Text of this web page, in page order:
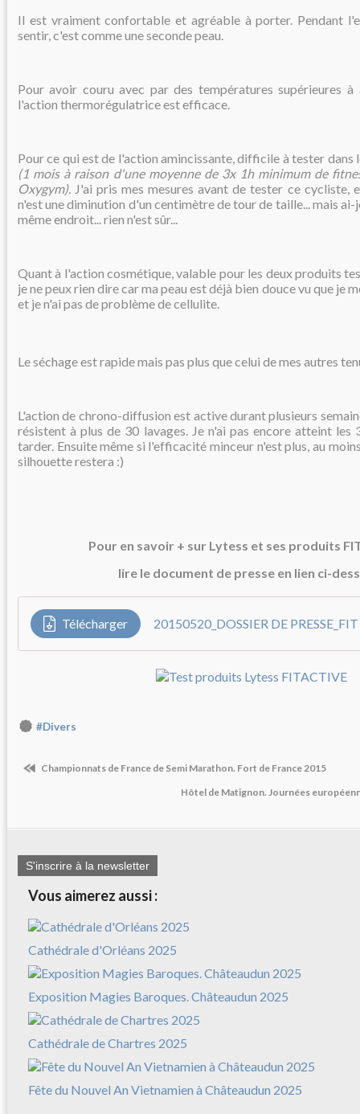
Il est vraiment confortable et agréable à porter. Pendant
sentir, c'est comme une seconde peau.
Pour avoir couru avec par des températures supérieures
l'action thermorégulatrice est efficace.
Pour ce qui est de l'action amincissante, difficile à tester dans
(1 mois à raison d'une moyenne de 3x 1h minimum de
Oxygym). J'ai pris mes mesures avant de tester ce cycliste,
n'est une diminution d'un centimètre de tour de taille... mais ai-
même endroit... rien n'est sûr...
Quant à l'action cosmétique, valable pour les deux produits
je ne peux rien dire car ma peau est déjà bien douce vu que je
et je n'ai pas de problème de cellulite.
Le séchage est rapide mais pas plus que celui de mes autres
L'action de chrono-diffusion est active durant plusieurs
résistent à plus de 30 lavages. Je n'ai pas encore atteint les
tarder. Ensuite même si l'efficacité minceur n'est plus, au
silhouette restera :)
Pour en savoir + sur Lytess et ses produits
lire le document de presse en lien ci-
Télécharger 20150520_DOSSIER DE
#Divers
Championnats de France de Semi Marathon. Fort de France 2015
Hôtel de Matignon. Journées
S'inscrire à la newsletter
Vous aimerez aussi :
Cathédrale d'Orléans 2025
Exposition Magies Baroques. Châteaudun 2025
Cathédrale de Chartres 2025
Fête du Nouvel An Vietnamien à Châteaudun 2025